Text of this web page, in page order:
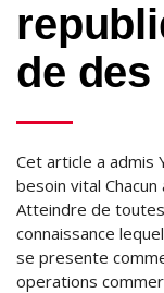
de
Cet article a admis
besoin vital
Atteindre de
connaissance
se presente
operations